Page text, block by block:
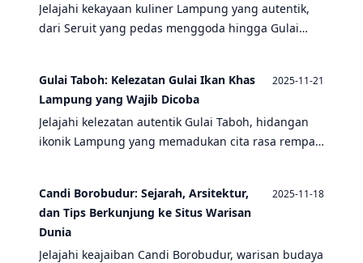
Jelajahi kekayaan kuliner Lampung yang autentik,
dari Seruit yang pedas menggoda hingga Gulai
Gulai Taboh: Kelezatan Gulai Ikan Khas
Lampung yang Wajib Dicoba
2025-11-21
Jelajahi kelezatan autentik Gulai Taboh, hidangan
ikonik Lampung yang memadukan cita rasa rempah
warisan sejarah negeri.
Candi Borobudur: Sejarah, Arsitektur,
dan Tips Berkunjung ke Situs Warisan
Dunia
2025-11-18
Jelajahi keajaiban Candi Borobudur, warisan budaya